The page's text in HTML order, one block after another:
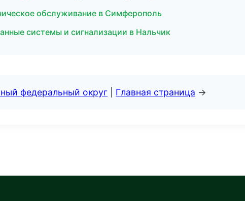
обслуживание в Симферополь
системы и сигнализации в Нальчик
федеральный округ Главная страница →